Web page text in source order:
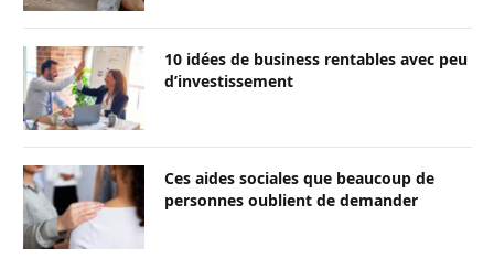
10 idées de business rentables avec peu
d’investissement
Ces aides sociales que beaucoup de
personnes oublient de demander